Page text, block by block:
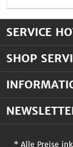
SERVICE
SHOP
* Alle Preise